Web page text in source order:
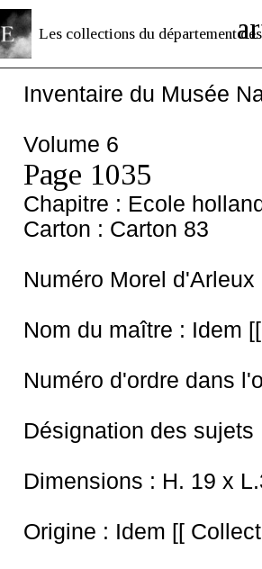
Les collections du département des
Inventaire du Musée
Volume 6
Page 1035
Chapitre : Ecole
Carton : Carton 83
Numéro Morel d'Arleux
Nom du maître : Idem
Numéro d'ordre dans
Désignation des
Dimensions : H. 19 x
Origine : Idem [[